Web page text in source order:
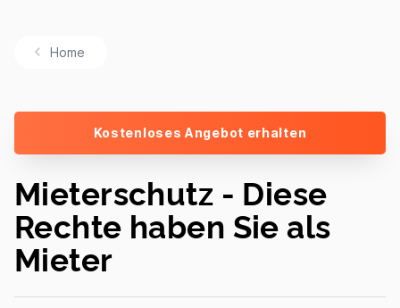
Home
Kostenloses Angebot erhalten
Mieterschutz - Diese
Rechte haben Sie als
Mieter